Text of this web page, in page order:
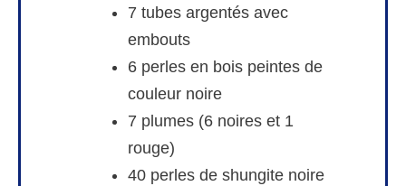
7 tubes argentés avec
embouts
6 perles en bois peintes de
couleur noire
7 plumes (6 noires et 1
rouge)
40 perles de shungite noire